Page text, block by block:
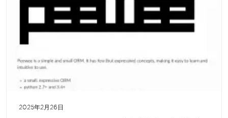
2025年2月26日